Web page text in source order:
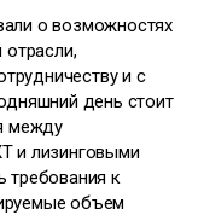
о возможностях
отрасли,
и с
день стоит
между
и лизинговыми
требования к
объем